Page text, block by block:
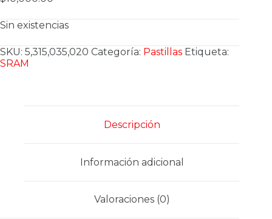
Sin existencias
SKU: 5,315,035,020 Categoría: Pastillas Etiqueta:
SRAM
Descripción
Información adicional
Valoraciones (0)